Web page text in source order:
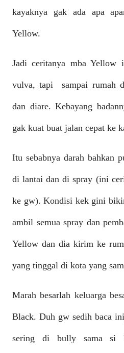
kayaknya gak ada apa
Yellow.
Jadi ceritanya mba Yellow
vulva, tapi sampai rumah
dan diare. Kebayang
gak kuat buat jalan cepat ke
Itu sebabnya darah bahkan
di lantai dan di spray (ini
ke gw). Kondisi kek gini
ambil semua spray dan
Yellow dan dia kirim ke
yang tinggal di kota yang
Marah besarlah keluarga
Black. Duh gw sedih baca
sering di bully sama si